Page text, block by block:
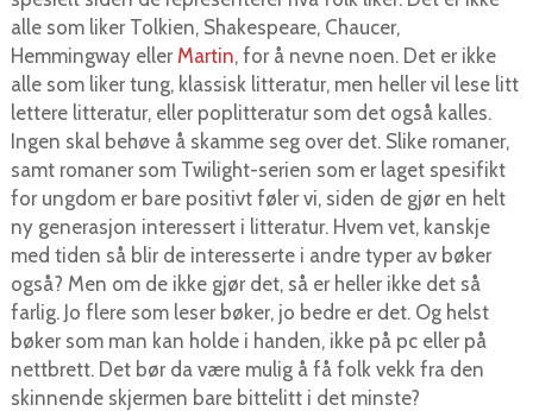
alle som liker Tolkien, Shakespeare, Chaucer,
Hemmingway eller Martin, for å nevne noen. Det er ikke
alle som liker tung, klassisk litteratur, men heller vil lese litt
lettere litteratur, eller poplitteratur som det også kalles.
Ingen skal behøve å skamme seg over det. Slike romaner,
samt romaner som Twilight-serien som er laget spesifikt
for ungdom er bare positivt føler vi, siden de gjør en helt
ny generasjon interessert i litteratur. Hvem vet, kanskje
med tiden så blir de interesserte i andre typer av bøker
også? Men om de ikke gjør det, så er heller ikke det så
farlig. Jo flere som leser bøker, jo bedre er det. Og helst
bøker som man kan holde i handen, ikke på pc eller på
nettbrett. Det bør da være mulig å få folk vekk fra den
skinnende skjermen bare bittelitt i det minste?